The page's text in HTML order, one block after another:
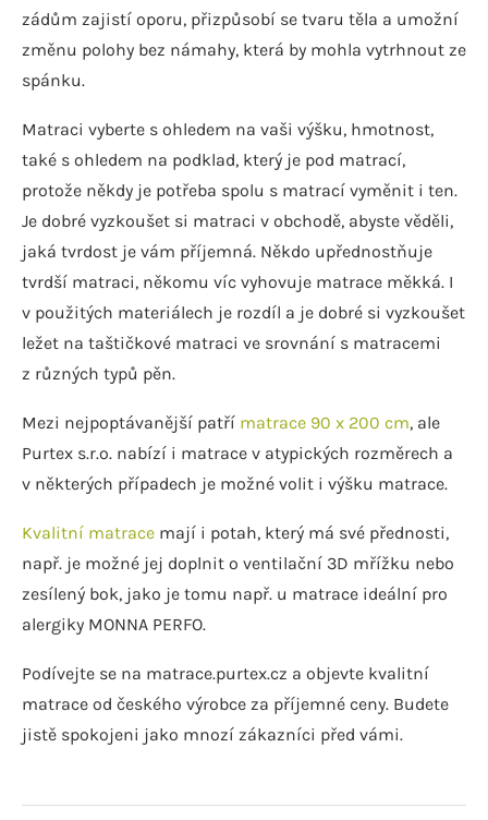
zádům zajistí oporu, přizpůsobí se tvaru těla a umožní
změnu polohy bez námahy, která by mohla vytrhnout ze
spánku.
Matraci vyberte s ohledem na vaši výšku, hmotnost,
také s ohledem na podklad, který je pod matrací,
protože někdy je potřeba spolu s matrací vyměnit i ten.
Je dobré vyzkoušet si matraci v obchodě, abyste věděli,
jaká tvrdost je vám příjemná. Někdo upřednostňuje
tvrdší matraci, někomu víc vyhovuje matrace měkká. I
v použitých materiálech je rozdíl a je dobré si vyzkoušet
ležet na taštičkové matraci ve srovnání s matracemi
z různých typů pěn.
Mezi nejpoptávanější patří matrace 90 x 200 cm, ale
Purtex s.r.o. nabízí i matrace v atypických rozměrech a
v některých případech je možné volit i výšku matrace.
Kvalitní matrace mají i potah, který má své přednosti,
např. je možné jej doplnit o ventilační 3D mřížku nebo
zesílený bok, jako je tomu např. u matrace ideální pro
alergiky MONNA PERFO.
Podívejte se na matrace.purtex.cz a objevte kvalitní
matrace od českého výrobce za příjemné ceny. Budete
jistě spokojeni jako mnozí zákazníci před vámi.